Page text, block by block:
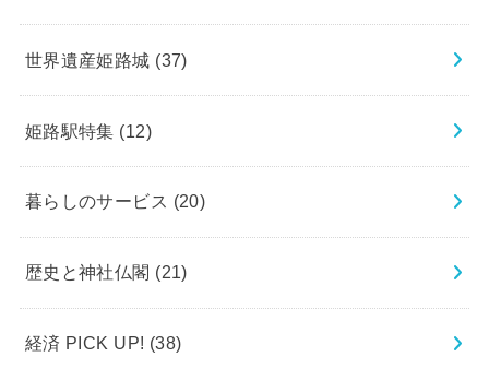
世界遺産姫路城 (37)
姫路駅特集 (12)
暮らしのサービス (20)
歴史と神社仏閣 (21)
経済 PICK UP! (38)